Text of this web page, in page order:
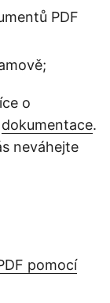
PDF
o
dokumentace.
neváhejte
pomocí